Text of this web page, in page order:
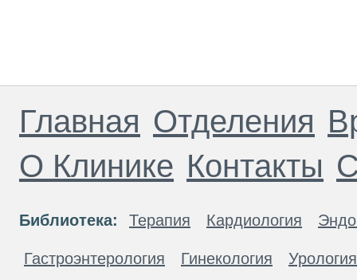
Главная Отделения
О Клинике Контакты
Библиотека: Терапия Кардиология
Гастроэнтерология Гинекология Урология